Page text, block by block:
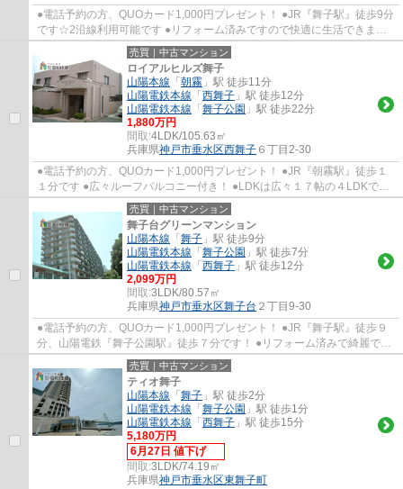
●電話予約の方、QUOカード1,000円プレゼント！ ●JR『舞子駅』徒歩9分
です☆2沿線利用可能です ●リフォーム済みですので快適に生活できます
●全居室収納・WICなど収納も豊富です ●霞ヶ丘...
売買｜中古マンション
ロイアルヒルズ舞子
山陽本線 「朝霧 」駅 徒歩11分
山陽電鉄本線 「西舞子 」駅 徒歩12分
山陽電鉄本線 「舞子公園 」駅 徒歩22分
1,880万円
間取:4LDK/105.63㎡
兵庫県神戸市垂水区西舞子 ６丁目2-30
●電話予約の方、QUOカード1,000円プレゼント！ ●JR『朝霧駅』徒歩１
１分です ●広々ルーフバルコニー付き！ ●LDKは広々１７帖の４LDKです
●大切なペットと暮らせるペット飼育可能物件で...
売買｜中古マンション
舞子台グリーンマンション
山陽本線 「舞子 」駅 徒歩9分
山陽電鉄本線 「舞子公園 」駅 徒歩7分
山陽電鉄本線 「西舞子 」駅 徒歩12分
2,099万円
間取:3LDK/80.57㎡
兵庫県神戸市垂水区舞子台 ２丁目9-30
●電話予約の方、QUOカード1,000円プレゼント！ ●JR『舞子駅』徒歩９
分、山陽電鉄『舞子公園駅』徒歩７分です！ ●リフォーム済みで綺麗で
す！快適に新生活を送れます ●１１階の最上階で...
売買｜中古マンション
ティオ舞子
山陽本線 「舞子 」駅 徒歩2分
山陽電鉄本線 「舞子公園 」駅 徒歩1分
山陽電鉄本線 「西舞子 」駅 徒歩15分
5,180万円
6月27日 値下げ
間取:3LDK/74.19㎡
兵庫県神戸市垂水区東舞子町